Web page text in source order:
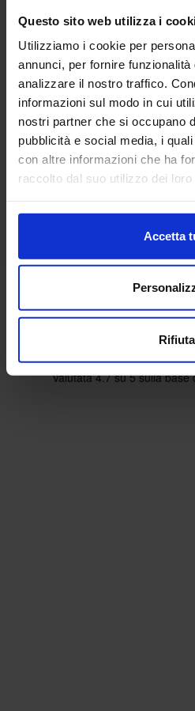
Questo sito web utilizza i
Utilizziamo i cookie per
annunci, per fornire
analizzare il nostro traffico.
informazioni sul modo in cui
nostri partner che si occupano
pubblicità e social media, i
con altre informazioni che ha
raccolto dal suo utilizzo dei
Accetta
Rifiuta
Linea oro
Copriletto Jacquard Costanza
99,90€ Da 50,00€
Colori disponibili
Rosa